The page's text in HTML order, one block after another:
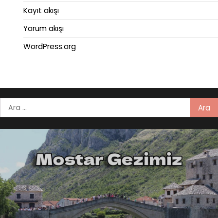
Kayıt akışı
Yorum akışı
WordPress.org
Arama: